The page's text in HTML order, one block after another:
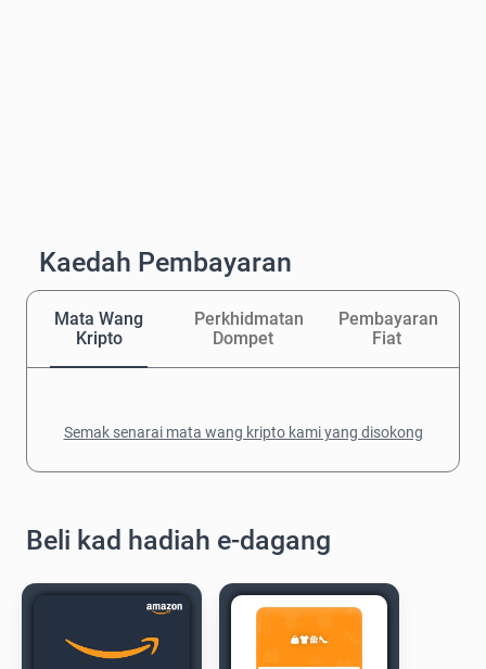
Kaedah Pembayaran
Mata Wang
Kripto
Perkhidmatan
Dompet
Pembayaran
Fiat
Semak senarai mata wang kripto kami yang disokong
Beli kad hadiah e-dagang